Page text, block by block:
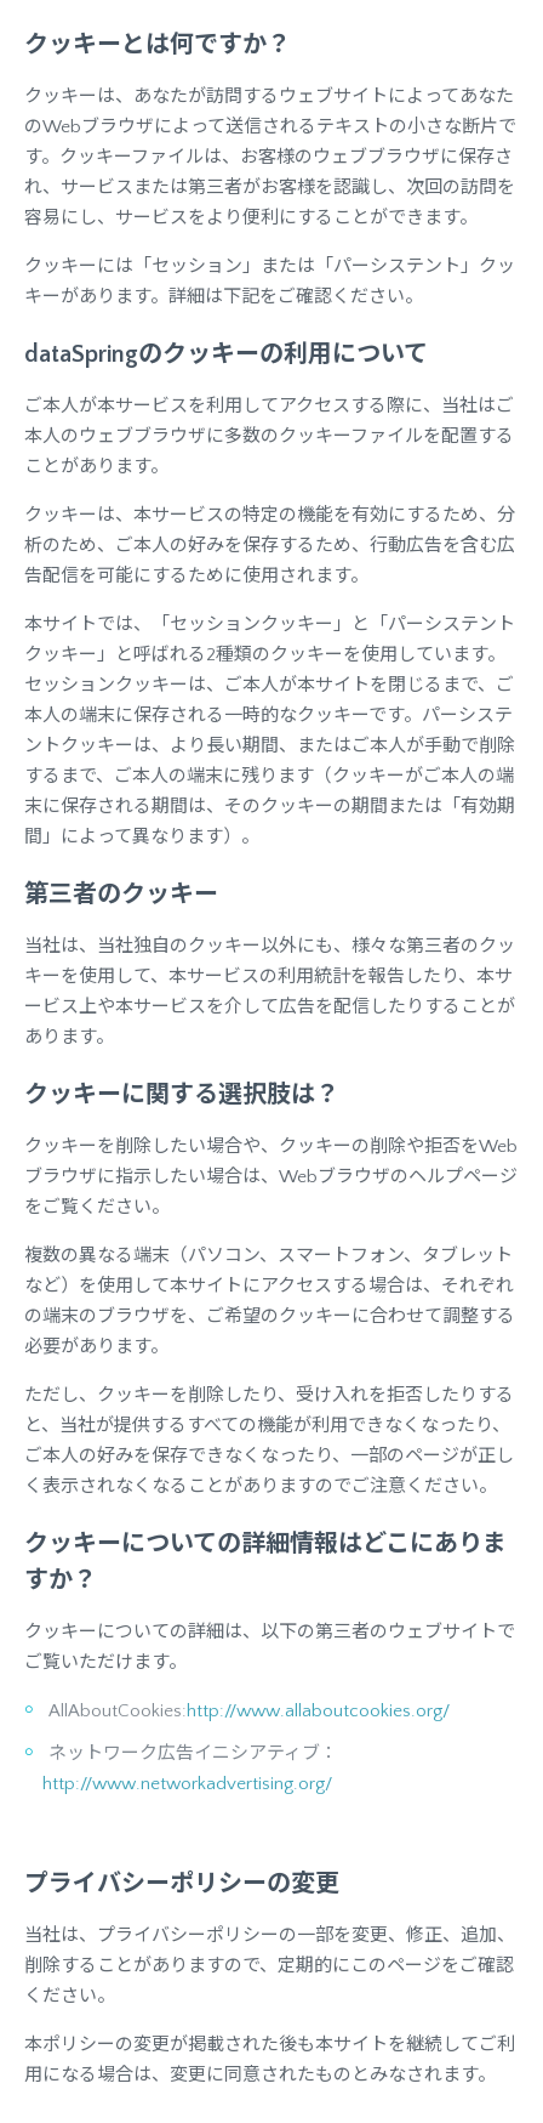
クッキーとは何ですか？
クッキーは、あなたが訪問するウェブサイトによってあなた
のWebブラウザによって送信されるテキストの小さな断片で
す。クッキーファイルは、お客様のウェブブラウザに保存さ
れ、サービスまたは第三者がお客様を認識し、次回の訪問を
容易にし、サービスをより便利にすることができます。
クッキーには「セッション」または「パーシステント」クッ
キーがあります。詳細は下記をご確認ください。
dataSpringのクッキーの利用について
ご本人が本サービスを利用してアクセスする際に、当社はご
本人のウェブブラウザに多数のクッキーファイルを配置する
ことがあります。
クッキーは、本サービスの特定の機能を有効にするため、分
析のため、ご本人の好みを保存するため、行動広告を含む広
告配信を可能にするために使用されます。
本サイトでは、「セッションクッキー」と「パーシステント
クッキー」と呼ばれる2種類のクッキーを使用しています。
セッションクッキーは、ご本人が本サイトを閉じるまで、ご
本人の端末に保存される一時的なクッキーです。パーシステ
ントクッキーは、より長い期間、またはご本人が手動で削除
するまで、ご本人の端末に残ります（クッキーがご本人の端
末に保存される期間は、そのクッキーの期間または「有効期
間」によって異なります）。
第三者のクッキー
当社は、当社独自のクッキー以外にも、様々な第三者のクッ
キーを使用して、本サービスの利用統計を報告したり、本サ
ービス上や本サービスを介して広告を配信したりすることが
あります。
クッキーに関する選択肢は？
クッキーを削除したい場合や、クッキーの削除や拒否をWeb
ブラウザに指示したい場合は、Webブラウザのヘルプページ
をご覧ください。
複数の異なる端末（パソコン、スマートフォン、タブレット
など）を使用して本サイトにアクセスする場合は、それぞれ
の端末のブラウザを、ご希望のクッキーに合わせて調整する
必要があります。
ただし、クッキーを削除したり、受け入れを拒否したりする
と、当社が提供するすべての機能が利用できなくなったり、
ご本人の好みを保存できなくなったり、一部のページが正し
く表示されなくなることがありますのでご注意ください。
クッキーについての詳細情報はどこにありま
すか？
クッキーについての詳細は、以下の第三者のウェブサイトで
ご覧いただけます。
AllAboutCookies:http://www.allaboutcookies.org/
ネットワーク広告イニシアティブ：
http://www.networkadvertising.org/
プライバシーポリシーの変更
当社は、プライバシーポリシーの一部を変更、修正、追加、
削除することがありますので、定期的にこのページをご確認
ください。
本ポリシーの変更が掲載された後も本サイトを継続してご利
用になる場合は、変更に同意されたものとみなされます。